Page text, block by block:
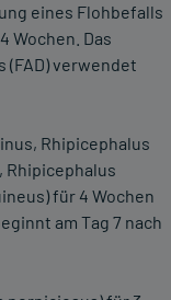
eines Flohbefalls
Wochen. Das
verwendet
Rhipicephalus
Rhipicephalus
für 4 Wochen
am Tag 7 nach